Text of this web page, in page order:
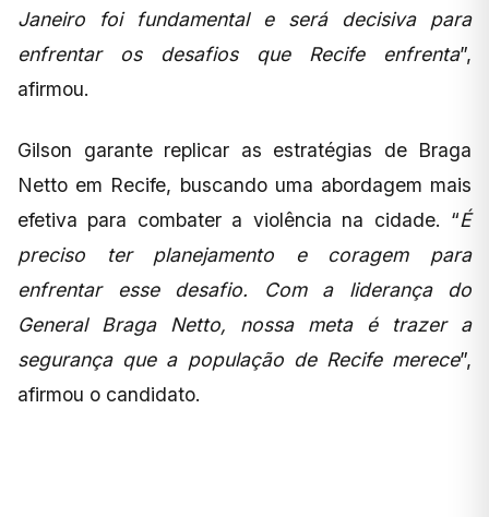
Janeiro foi fundamental e será decisiva para
enfrentar os desafios que Recife enfrenta”,
afirmou.
Gilson garante replicar as estratégias de Braga
Netto em Recife, buscando uma abordagem mais
efetiva para combater a violência na cidade. “É
preciso ter planejamento e coragem para
enfrentar esse desafio. Com a liderança do
General Braga Netto, nossa meta é trazer a
segurança que a população de Recife merece”,
afirmou o candidato.